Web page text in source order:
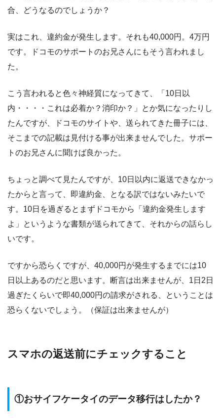
合、どうなるのでしょうか？
実はこれ、違約金が発生します。それも40,000円。4万円
です。ドコモのサポートのお兄さんにもそう言われまし
た。
こう言われると色々神経質になってきて、「10日以
内・・・・これは必着か？消印か？」とか気になったりし
たんですが、ドコモのサイトや、送られてきた冊子には、
そこまでの記載は見付ける事が出来ませんでした。サポー
トのお兄さんに聞けば良かった。
ちょっと調べて見たんですが、10日以内に返送できなかっ
たからと言って、即違約金、となる訳ではないみたいで
す。10日を過ぎるとまずドコモから「違約金発生します
よ」というような書類が送られてきて、それからの話らし
いです。
ですから恐らくですが、40,000円が発生するまでには10
日以上あるのだと思います。断言は出来ませんが、1日2日
過ぎたくらいで即40,000円の請求がされる、ということは
恐らくないでしょう。（保証は出来ませんが）
スマホの返送前にチェックすること
①おサイフケータイのデータ移行はしたか？